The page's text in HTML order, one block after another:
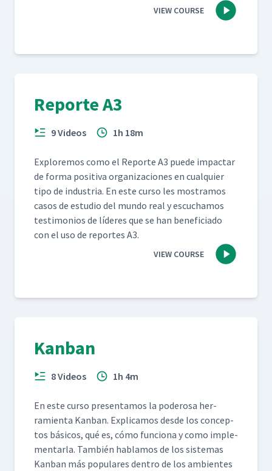
VIEW COURSE
Reporte A3
9 Videos 1h 18m
Explore­mos como el Reporte A3 puede impactar
de for­ma pos­i­ti­va orga­ni­za­ciones en cualquier
tipo de indus­tria. En este cur­so les mostramos
casos de estu­dio del mun­do real y escuchamos
tes­ti­mo­nios de líderes que se han ben­e­fi­ci­a­do
con el uso de reportes A3.
VIEW COURSE
Kanban
8 Videos 1h 4m
En este cur­so pre­sen­ta­mos la poderosa her­
ramien­ta Kan­ban. Expli­camos des­de los con­cep­
tos bási­cos, qué es, cómo fun­ciona y como imple­
men­tar­la. Tam­bién hablam­os de los sis­temas
Kan­ban más pop­u­lares den­tro de los ambi­entes